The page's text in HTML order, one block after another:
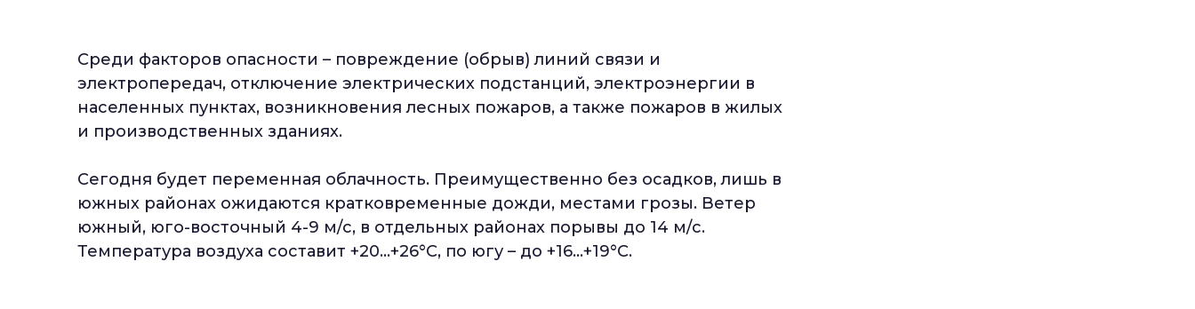
Среди факторов опасности – повреждение (обрыв) линий связи и
электропередач, отключение электрических подстанций, электроэнергии в
населенных пунктах, возникновения лесных пожаров, а также пожаров в жилых
и производственных зданиях.
Сегодня будет переменная облачность. Преимущественно без осадков, лишь в
южных районах ожидаются кратковременные дожди, местами грозы. Ветер
южный, юго-восточный 4-9 м/с, в отдельных районах порывы до 14 м/с.
Температура воздуха составит +20…+26°С, по югу – до +16…+19°С.